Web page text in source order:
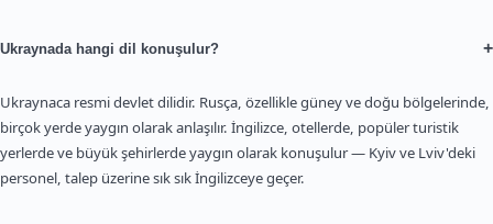
Ukraynada hangi dil konuşulur? +
Ukraynaca resmi devlet dilidir. Rusça, özellikle güney ve doğu bölgelerinde,
birçok yerde yaygın olarak anlaşılır. İngilizce, otellerde, popüler turistik
yerlerde ve büyük şehirlerde yaygın olarak konuşulur — Kyiv ve Lviv'deki
personel, talep üzerine sık sık İngilizceye geçer.